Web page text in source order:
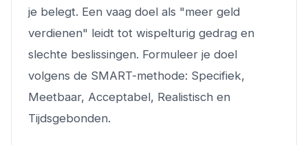
je belegt. Een vaag doel als "meer geld
verdienen" leidt tot wispelturig gedrag en
slechte beslissingen. Formuleer je doel
volgens de SMART-methode: Specifiek,
Meetbaar, Acceptabel, Realistisch en
Tijdsgebonden.